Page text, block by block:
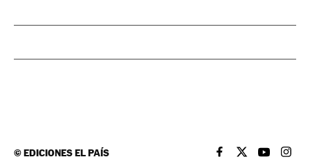
©EDICIONES EL PAÍS EL PAÍS BRASIL EN
EL PAÍSEL PAÍS
EL